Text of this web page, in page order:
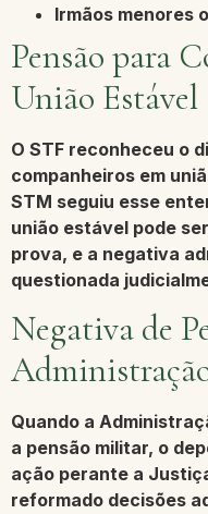
Irmãos menores
Pensão para
União Estável
O STF reconheceu o
companheiros em
STM seguiu esse
união estável pode
prova, e a negativa
questionada
Negativa de
Quando a
a pensão militar, o
ação perante a
reformado decisões